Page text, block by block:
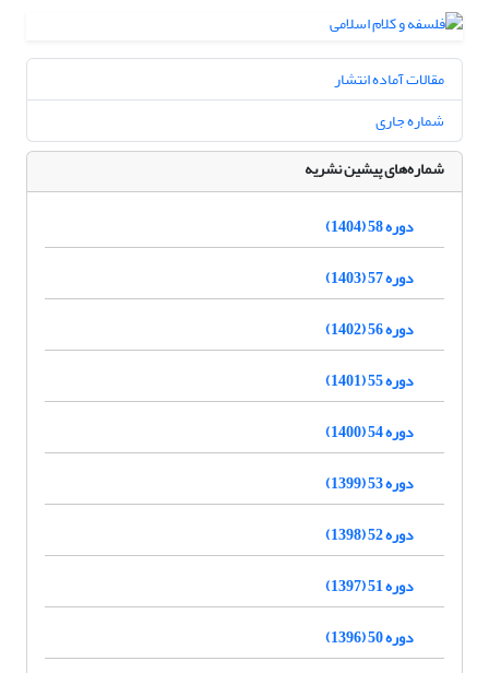
مقالات آماده انتشار
شماره جاری
شماره‌های پیشین نشریه
دوره 58 (1404)
دوره 57 (1403)
دوره 56 (1402)
دوره 55 (1401)
دوره 54 (1400)
دوره 53 (1399)
دوره 52 (1398)
دوره 51 (1397)
دوره 50 (1396)